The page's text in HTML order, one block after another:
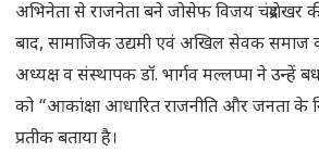
अभिनेता से राजनेता बने जोसेफ विजय चंद्रशेखर
बाद, सामाजिक उद्यमी एवं अखिल सेवक समाज
अध्यक्ष व संस्थापक डॉ. भार्गव मल्लप्पा ने उन्हें
को “आकांक्षा आधारित राजनीति और जनता के
प्रतीक बताया है।